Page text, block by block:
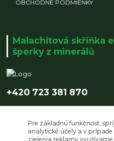
OBCHODNÉ PODMIENKY
Malachitová skříňka
šperky z minerálů
+420 723 381 870
Pre základnú funkčnosť,
analytické účely a v
cielenia reklamy